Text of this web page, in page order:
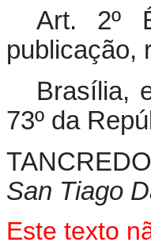
Art. 2º
publicação,
Brasília,
73º da
San Tiago
Este texto